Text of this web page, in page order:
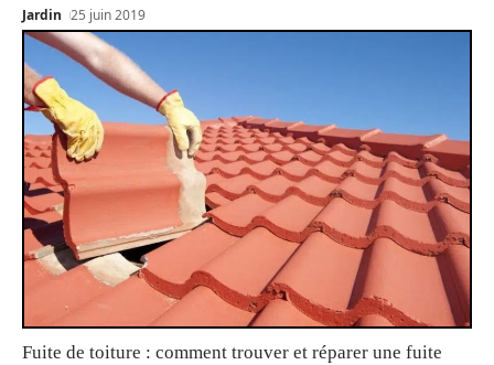
Jardin 25 juin 2019
Fuite de toiture : comment trouver et réparer une fuite